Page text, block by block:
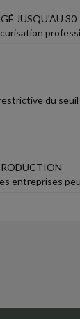
JUSQU'AU 30
du seuil
entreprises